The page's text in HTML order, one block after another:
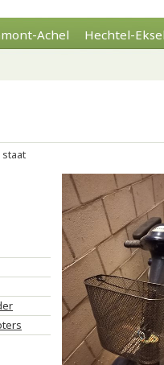
Achel Hechtel-